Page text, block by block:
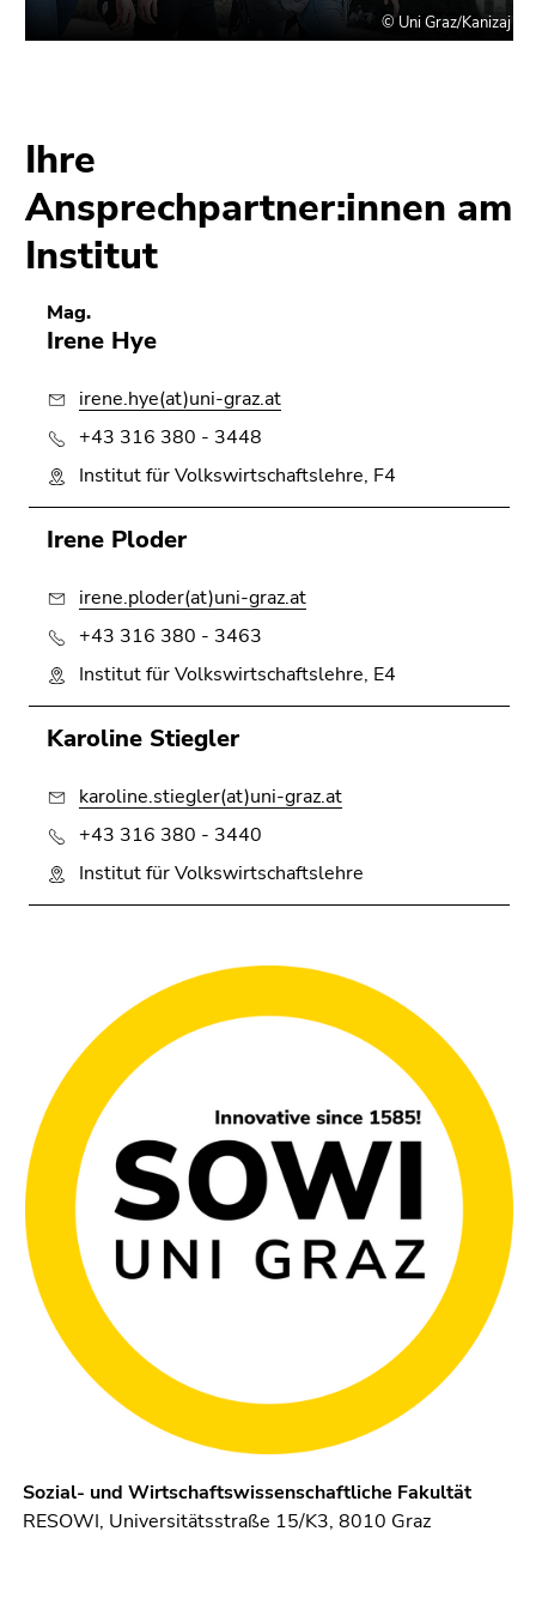
Ihre
Ansprechpartner:innen am
Institut
Mag.
Irene Hye
irene.hye(at)uni-graz.at
+43 316 380 - 3448
Institut für Volkswirtschaftslehre, F4
Irene Ploder
irene.ploder(at)uni-graz.at
+43 316 380 - 3463
Institut für Volkswirtschaftslehre, E4
Karoline Stiegler
karoline.stiegler(at)uni-graz.at
+43 316 380 - 3440
Institut für Volkswirtschaftslehre
Sozial- und Wirtschaftswissenschaftliche Fakultät
RESOWI, Universitätsstraße 15/K3, 8010 Graz